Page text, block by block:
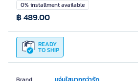
0% installment available
READY
TO SHIP
฿ 489.00